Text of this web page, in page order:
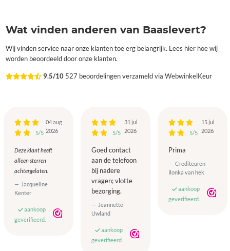
Wat vinden anderen van Baaslevert?
Wij vinden service naar onze klanten toe erg belangrijk. Lees hier hoe wij
worden beoordeeld door onze klanten.
9.5/10 527 beoordelingen verzameld via WebwinkelKeur
5/5
04 aug
2026
Deze klant heeft
alleen sterren
achtergelaten.
Jacqueline
Kenter
aankoop
geverifieerd.
5/5
31 jul
2026
Goed contact
aan de telefoon
bij nadere
vragen; vlotte
bezorging.
Jeannette
Uwland
aankoop
geverifieerd.
5/5
15 jul
2026
Prima
Crediteuren
Ilonka van hek
aankoop
geverifieerd.